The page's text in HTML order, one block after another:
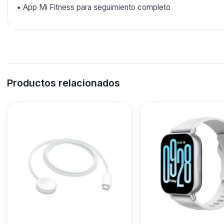
• App Mi Fitness para seguimiento completo
Productos relacionados